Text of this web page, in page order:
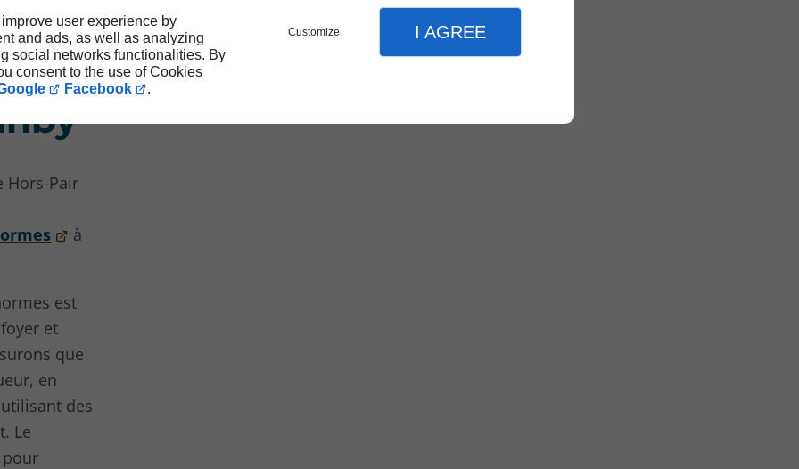
user experience by
and ads, as well as analyzing
social networks functionalities. By
consent to the use of Cookies
Facebook .
Customize I AGREE
Hors-Pair
à
est
et
que
en
des
Le